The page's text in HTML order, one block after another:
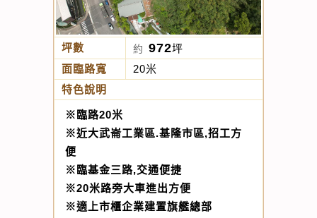
坪數 約 972坪
面臨路寬
20米
特色說明
※臨路20米
※近大武崙工業區.基隆市區,招工方
便
※臨基金三路,交通便捷
※20米路旁大車進出方便
※適上市櫃企業建置旗艦總部